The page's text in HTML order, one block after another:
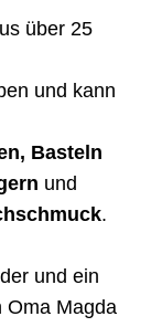
über 25
und kann
Basteln
und
.
und ein
Oma Magda